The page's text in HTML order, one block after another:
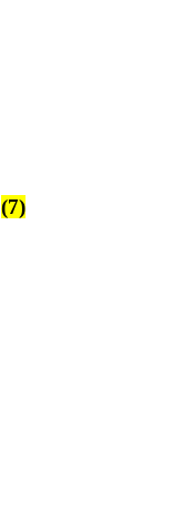
(7)